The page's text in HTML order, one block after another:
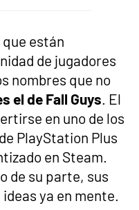
que están
de jugadores
nombres que no
el de Fall Guys. El
en uno de los
PlayStation Plus
en Steam.
de su parte, sus
ya en mente.